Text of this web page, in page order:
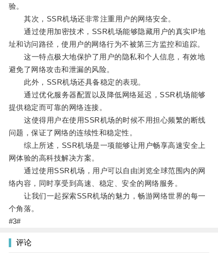
验。
其次，SSR机场还非常注重用户的网络安全。
通过使用加密技术，SSR机场能够隐藏用户的真实IP地
址和访问路径，使用户的网络行为不被第三方监控和追踪。
这一特点极大地保护了用户的隐私和个人信息，有效地
避免了网络攻击和泄漏的风险。
此外，SSR机场还具备稳定的表现。
通过优化服务器配置以及降低网络延迟，SSR机场能够
提供稳定而可靠的网络连接。
这使得用户在使用SSR机场的时候不用担心频繁的断线
问题，保证了网络的连续性和稳定性。
综上所述，SSR机场是一项能够让用户畅享高速安全上
网体验的高科技解决方案。
通过使用SSR机场，用户可以自由浏览全球范围内的网
络内容，同时享受到高速、稳定、安全的网络服务。
让我们一起探索SSR机场的魅力，畅游网络世界的每一
个角落。
#3#
评论